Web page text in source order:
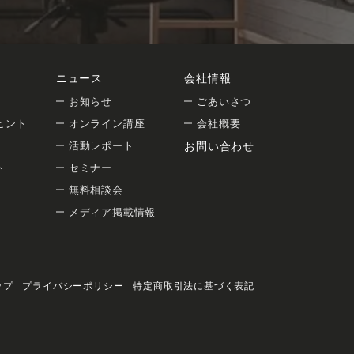
ント
ニュース
お知らせ
オンライン講座
活動レポート
セミナー
無料相談会
メディア掲載情報
会社情報
ごあいさつ
会社概要
お問い合わせ
プ プライバシーポリシー 特定商取引法に基づく表記